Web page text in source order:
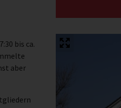
bis ca.
aber